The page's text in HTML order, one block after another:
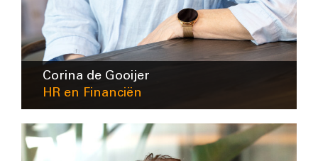
Corina de Gooijer
HR en Financiën
cdegooijer@intra-lighting.nl
0345-623678